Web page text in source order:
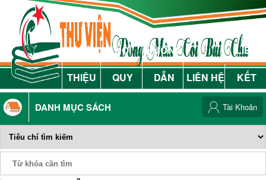
GIỚI
THIỆU
NỘI
QUY
HƯỚNG
DẪN
LIÊN HỆ
LIÊN
KẾT
DANH MỤC SÁCH Tài Khoản